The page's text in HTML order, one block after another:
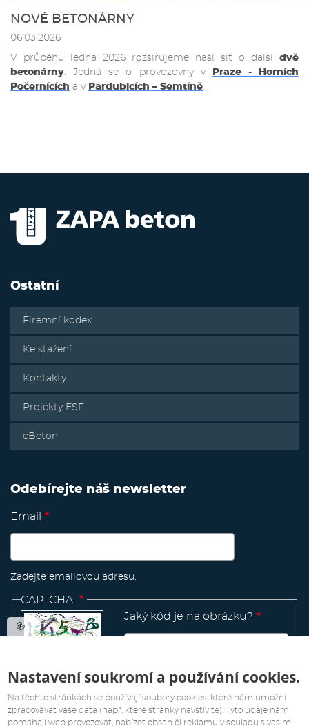
NOVÉ BETONÁRNY
06.03.2026
V průběhu ledna 2026 rozšiřujeme naší síť o další dvě
betonárny . Jedná se o provozovny v
Praze - Horních
Počernících a v Pardubicích – Semtíně
Ostatní
Firemní kodex
Ke stažení
Kontakty
Projekty ESF
eBeton
Odebírejte náš newsletter
Email
Zadejte emailovou adresu.
CAPTCHA
Jaký kód je na obrázku?
Manage
existing
Nastavení soukromí a používání cookies.
Na těchto stránkách se používají soubory cookies, které nám umožní
zpracovávat vaše data (např. které stránky navštívíte). Tyto údaje nám
pomáhají web provozovat, nabízet obsah či reklamu v souladu s vašimi